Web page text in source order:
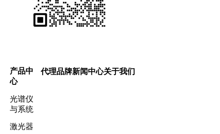
产品中
心
光谱仪
与系统
激光器
代理品牌新闻中心关于我们